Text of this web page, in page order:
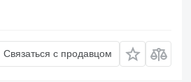
Связаться с продавцом